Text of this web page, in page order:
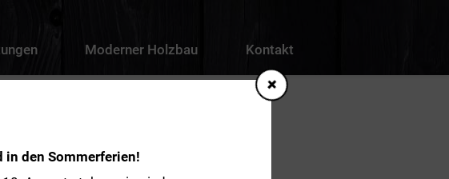
Moderner Holzbau Kontakt
in den Sommerferien!